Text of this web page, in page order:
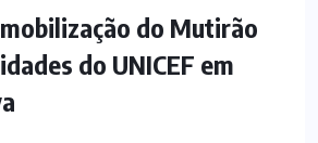
NOTÍCIAS
do Mutirão
do UNICEF em